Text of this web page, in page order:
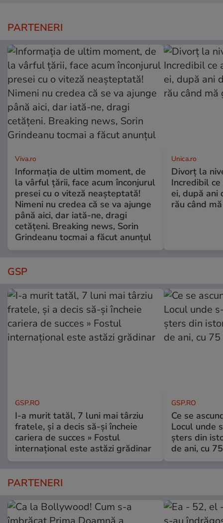
PARTENERI
Viva.ro
Informația de ultim moment, de
la vârful țării, face acum înconjurul
presei cu o viteză neașteptată!
Nimeni nu credea că se va ajunge
până aici, dar iată-ne, dragi
cetățeni. Breaking news, Sorin
Grindeanu tocmai a făcut anunțul
Unica.ro
Divorț la
Incredibil
ei, după ani
rău când
GSP
GSP.RO
I-a murit tatăl, 7 luni mai târziu
fratele, și a decis să-și încheie
cariera de succes » Fostul
internațional este astăzi grădinar
GSP.RO
Ce se
Locul unde
șters din
de ani, cu
PARTENERI